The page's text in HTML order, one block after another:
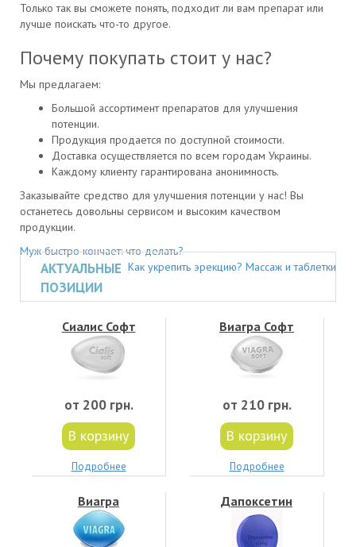
Только так вы сможете понять, подходит ли вам препарат или
лучше поискать что-то другое.
Почему покупать стоит у нас?
Мы предлагаем:
Большой ассортимент препаратов для улучшения
потенции.
Продукция продается по доступной стоимости.
Доставка осуществляется по всем городам Украины.
Каждому клиенту гарантирована анонимность.
Заказывайте средство для улучшения потенции у нас! Вы
останетесь довольны сервисом и высоким качеством
продукции.
Муж быстро кончает: что делать?
Как укрепить эрекцию? Массаж и таблетки
АКТУАЛЬНЫЕ
ПОЗИЦИИ
Сиалис Софт
от 200 грн.
В корзину
Подробнее
Виагра Софт
от 210 грн.
В корзину
Подробнее
Виагра Дапоксетин